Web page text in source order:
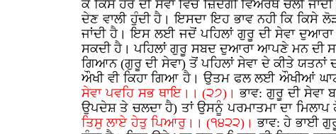
ਕੇ ਕਿਸੇ ਹੋਰ ਦੀ ਸੇਵਾ ਵਿੱਚ ਜ਼ਿੰਦਗੀ ਵਿਅਰਥ ਚਲੀ
ਦੇਣ ਵਾਲੀ ਹੁੰਦੀ ਹੈ। ਇਸਦਾ ਇਹ ਭਾਵ ਨਹੀ ਕਿ ਕਿਸੇ
ਜਾਂਦੀ ਹੈ। ਇਸ ਲਈ ਜਦੋਂ ਪਹਿਲਾਂ ਗੁਰੂ ਦੀ ਸੇਵਾ ਦੁਆਰਾ
ਸਕਦੀ ਹੈ। ਪਹਿਲਾਂ ਗੁਰੂ ਸਬਦ ਦੁਆਰਾ ਆਪਣੇ ਮਨ ਦੀ
ਗਿਆਨ (ਗੁਰੂ ਦੀ ਸੇਵਾ) ਤੋਂ ਪਹਿਲਾਂ ਸੇਵਾ ਦੇ ਕੀਤੇ
ਔਖੀ ਵੀ ਕਿਹਾ ਗਿਆ ਹੈ। ਉਤਮ ਫਲ ਲਈ ਔਖੀਆਂ
ਸੇਵਾ ਪਵਹਿ ਸਭ ਥਾਇ।। (੨੭)।ਭਾਵ: ਗੁਰੂ ਦੀ ਸੇਵਾ
ਉਪਦੇਸ਼ ਤੇ ਚਲਦਾ ਹੈ) ਤਾਂ ਉਸਨੂੰ ਪਰਮਾਤਮਾ ਦਾ ਮਿਲਾਪ
ਤਿਸੁ ਲਾਏ ਹੇਤੁ ਪਿਆਰੁ।। (੧੪੨੨)।ਭਾਵ: ਹੇ ਭਾਈ